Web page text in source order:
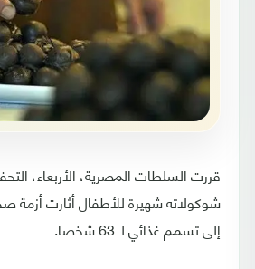
قررت السلطات المصرية، الأربعاء،
شوكولاته شهيرة للأطفال أثارت أزمة
إلى تسمم غذائي لـ 63 شخصا.